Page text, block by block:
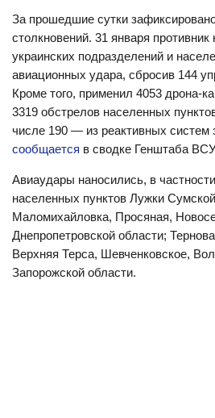
За прошедшие сутки
столкновений. 31 января
украинских подразделений и
авиационных удара, сбросив 144
Кроме того, применил 4053 дрона-
3319 обстрелов населенных
числе 190 — из реактивных систем
сообщается в сводке Генштаба
Авиаудары наносились, в
населенных пунктов Лужки
Маломихайловка, Просяная,
Днепропетровской области;
Верхняя Терса, Шевченковское,
Запорожской области.